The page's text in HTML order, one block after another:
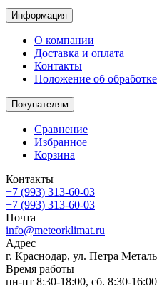
Информация
О компании
Доставка и оплата
Контакты
Положение об
Покупателям
Сравнение
Избранное
Корзина
Контакты
+7 (993) 313-60-03
+7 (993) 313-60-03
Почта
info@meteorklimat.ru
Адрес
г. Краснодар, ул. Петра
Время работы
пн-пт 8:30-18:00, сб. 8:30-